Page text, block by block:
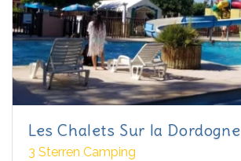
Les Chalets Sur la Dordogne
3 Sterren Camping